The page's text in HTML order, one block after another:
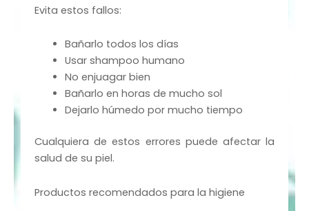
Evita estos fallos:
Bañarlo todos los días
Usar shampoo humano
No enjuagar bien
Bañarlo en horas de mucho sol
Dejarlo húmedo por mucho tiempo
Cualquiera de estos errores puede afectar la
salud de su piel.
Productos recomendados para la higiene